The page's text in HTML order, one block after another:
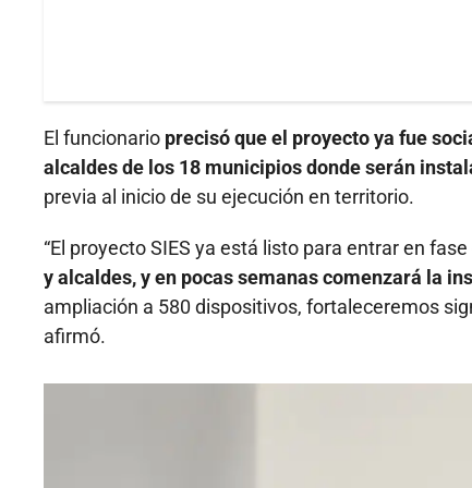
El funcionario precisó que el proyecto ya fue
alcaldes de los 18 municipios donde serán
previa al inicio de su ejecución en territorio.
“El proyecto SIES ya está listo para entrar en
y alcaldes, y en pocas semanas comenzará la
ampliación a 580 dispositivos, fortaleceremos
afirmó.